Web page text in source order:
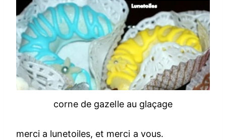
corne de gazelle au glaçage
merci a lunetoiles, et merci a vous.